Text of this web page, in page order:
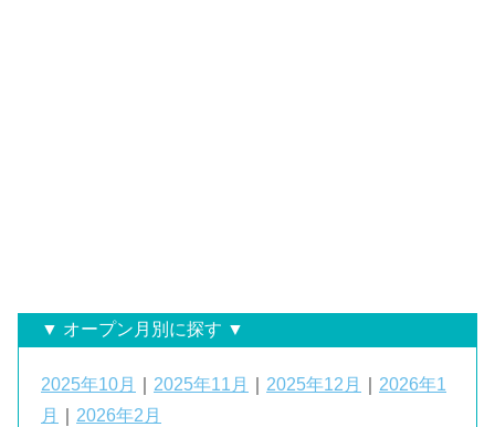
▼ オープン月別に探す ▼
2025年10月 2025年11月 2025年12月
2026年1
月
2026年2月